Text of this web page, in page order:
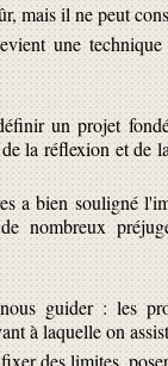
mais il ne peut
une
un projet
la réflexion et de
a bien souligné
nombreux
guider : les
à laquelle on